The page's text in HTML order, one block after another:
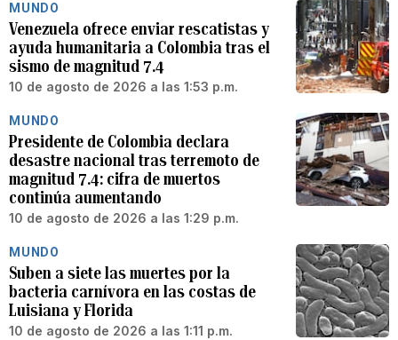
MUNDO
Venezuela ofrece enviar rescatistas y
ayuda humanitaria a Colombia tras el
sismo de magnitud 7.4
10 de agosto de 2026 a las 1:53 p.m.
MUNDO
Presidente de Colombia declara
desastre nacional tras terremoto de
magnitud 7.4: cifra de muertos
continúa aumentando
10 de agosto de 2026 a las 1:29 p.m.
MUNDO
Suben a siete las muertes por la
bacteria carnívora en las costas de
Luisiana y Florida
10 de agosto de 2026 a las 1:11 p.m.